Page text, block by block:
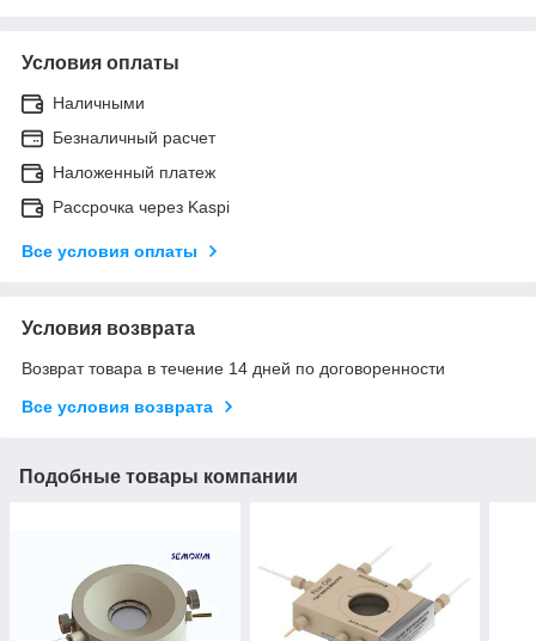
Условия оплаты
Наличными
Безналичный расчет
Наложенный платеж
Рассрочка через Kaspi
Все условия оплаты
Условия возврата
Возврат товара в течение 14 дней по договоренности
Все условия возврата
Подобные товары компании